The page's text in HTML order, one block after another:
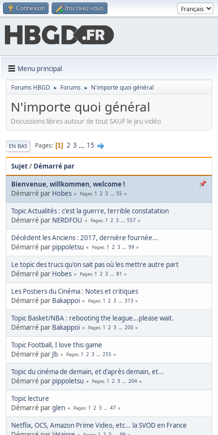
Connexion Inscrivez-vous
Menu principal
Forums HBGD ► Forums ► N'importe quoi général
N'importe quoi général
Discussions libres autour de tout SAUF le jeu vidéo
EN BAS Pages 1 2 3 ... 15
Sujet/ Démarré par
Bienvenue, willkommen, welcome !
Démarré par Hobes Pages 1 2 3 ... 55
Topic Actualités : c'est la guerre, terrible constatation
Démarré par NERDFOU Pages 1 2 3 ... 557
Décèdent les Anciens : 2017, dernière fournée...
Démarré par pippoletsu Pages 1 2 3 ... 99
Le topic des trucs qu'on sait pas où les mettre autre part
Démarré par Hobes Pages 1 2 3 ... 81
Les Postiers du Cinéma : Notes et critiques
Démarré par Bakappoi Pages 1 2 3 ... 313
Topic Basket/NBA : rebooting the league...please wait.
Démarré par Bakappoi Pages 1 2 3 ... 200
Topic Football, I love this game
Démarré par Jb Pages 1 2 3 ... 255
Topic du cinéma de demain, et d'après demain, et...
Démarré par pippoletsu Pages 1 2 3 ... 204
Topic lecture
Démarré parglen Pages 1 2 3 ... 47
Netflix, OCS, Amazon Prime Video, etc... la SVOD en France